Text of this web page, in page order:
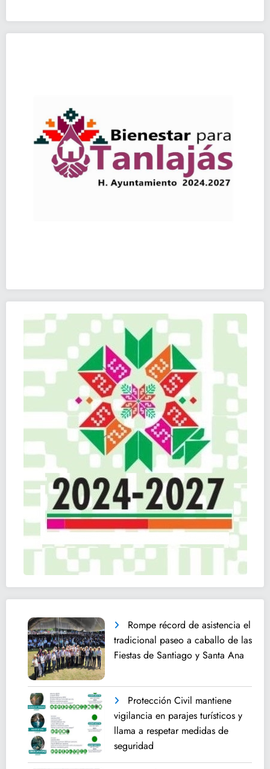
Rompe récord de asistencia el
tradicional paseo a caballo de las
Fiestas de Santiago y Santa Ana
Protección Civil mantiene
vigilancia en parajes turísticos y
llama a respetar medidas de
seguridad